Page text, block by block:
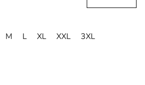
M L XL XXL 3XL